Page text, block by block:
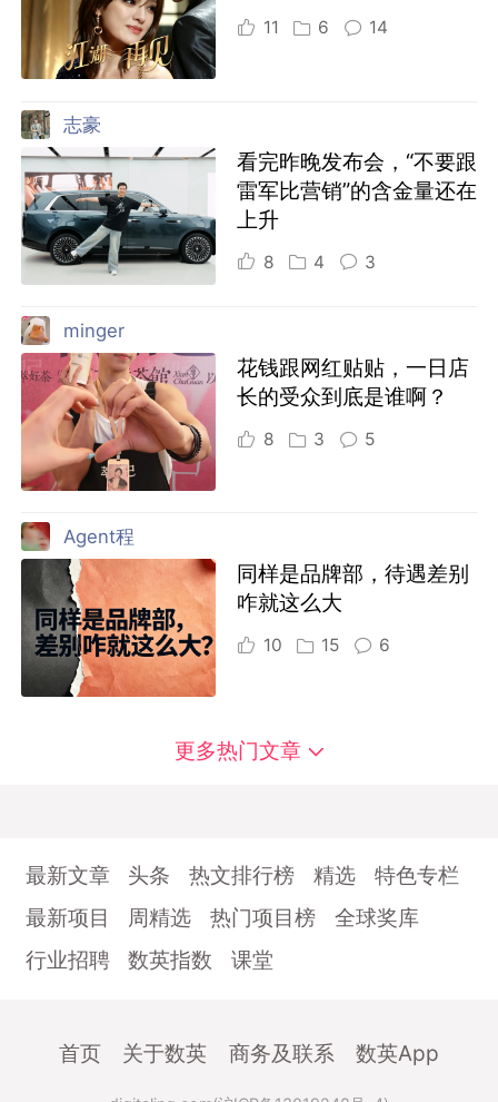
11 6 14
志豪
看完昨晚发布会，“不要跟
雷军比营销”的含金量还在
上升
8 4 3
minger
花钱跟网红贴贴，一日店
长的受众到底是谁啊？
8 3 5
Agent程
同样是品牌部，待遇差别
咋就这么大
10 15 6
更多热门文章
最新文章 头条 热文排行榜 精选
特色专栏
最新项目
周精选 热门项目榜
全球奖库
行业招聘
数英指数 课堂
首页 关于数英 商务及联系 数英App